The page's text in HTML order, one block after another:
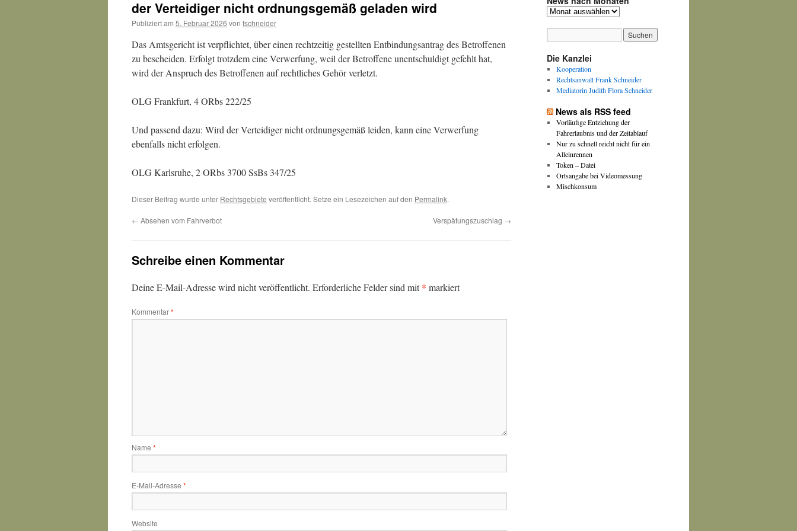
der Verteidiger nicht ordnungsgemäß geladen wird
Publiziert am 5. Februar 2026 von fschneider
Das Amtsgericht ist verpflichtet, über einen rechtzeitig gestellten Entbindungsantrag des Betroffenen
zu bescheiden. Erfolgt trotzdem eine Verwerfung, weil der Betroffene unentschuldigt gefehlt hat,
wird der Anspruch des Betroffenen auf rechtliches Gehör verletzt.
OLG Frankfurt, 4 ORbs 222/25
Und passend dazu: Wird der Verteidiger nicht ordnungsgemäß leiden, kann eine Verwerfung
ebenfalls nicht erfolgen.
OLG Karlsruhe, 2 ORbs 3700 SsBs 347/25
Dieser Beitrag wurde unter Rechtsgebiete veröffentlicht. Setze ein Lesezeichen auf den Permalink.
← Absehen vom Fahrverbot Verspätungszuschlag →
Schreibe einen Kommentar
Deine E-Mail-Adresse wird nicht veröffentlicht. Erforderliche Felder sind mit* markiert
Kommentar*
Name *
E-Mail-Adresse *
Website
News
Die Kanzlei
Kooperation
Rechtsanwalt Frank Schneider
Mediatorin Judith Flora Schneider
News als RSS feed
Vorläufige Entziehung der
Fahrerlaubnis und der Zeitablauf
Nur zu schnell reicht nicht für ein
Alleinrennen
Token – Datei
Ortsangabe bei Videomessung
Mischkonsum